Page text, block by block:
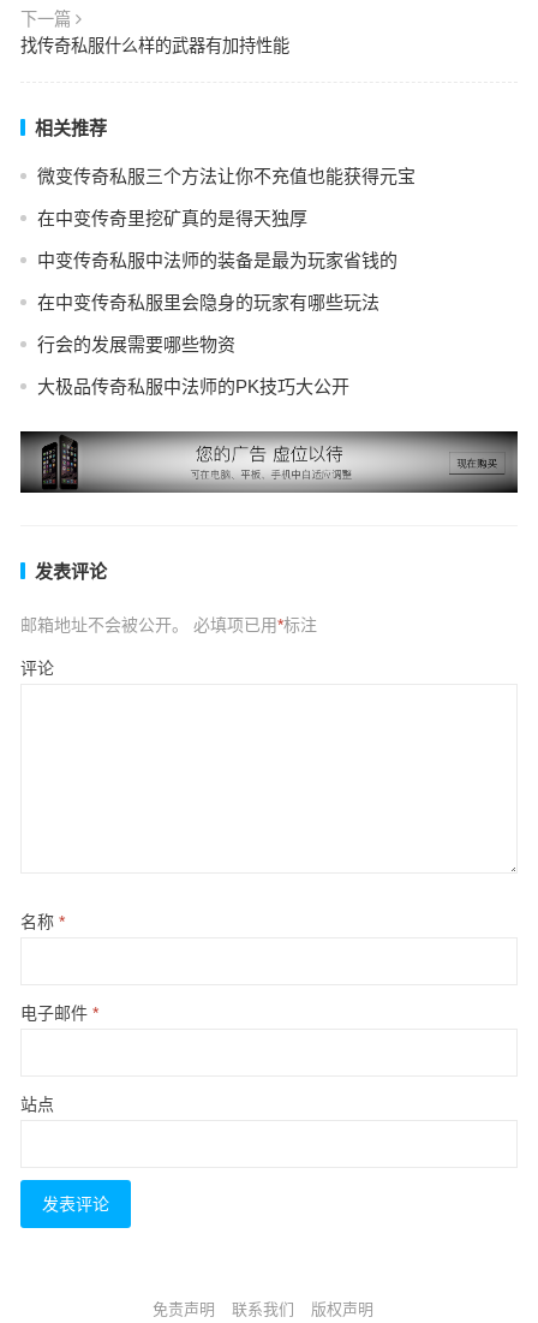
下一篇
找传奇私服什么样的武器有加持性能
相关推荐
微变传奇私服三个方法让你不充值也能获得元宝
在中变传奇里挖矿真的是得天独厚
中变传奇私服中法师的装备是最为玩家省钱的
在中变传奇私服里会隐身的玩家有哪些玩法
行会的发展需要哪些物资
大极品传奇私服中法师的PK技巧大公开
发表评论
邮箱地址不会被公开。 必填项已用*标注
评论
名称 *
电子邮件 *
站点
免责声明 联系我们 版权声明